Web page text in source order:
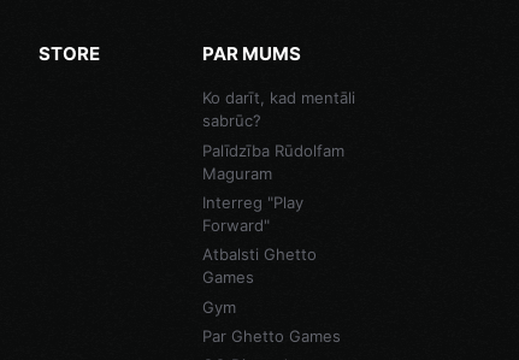
STORE PAR MUMS
Ko darīt, kad mentāli
sabrūc?
Palīdzība Rūdolfam
Maguram
Interreg "Play
Forward"
Atbalsti Ghetto
Games
Gym
Par Ghetto Games